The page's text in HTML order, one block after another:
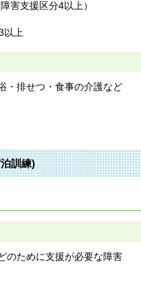
害支援区分4以上）
以上
・排せつ・食事の介護など
訓練)
のために支援が必要な障害